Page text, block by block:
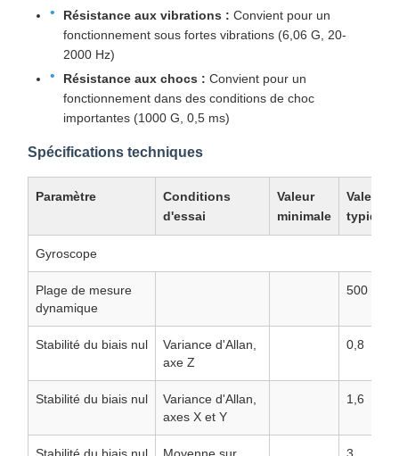
Résistance aux vibrations : Convient pour un
fonctionnement sous fortes vibrations (6,06 G, 20-
2000 Hz)
Résistance aux chocs : Convient pour un
fonctionnement dans des conditions de choc
importantes (1000 G, 0,5 ms)
Spécifications techniques
Paramètre
Conditions
d'essai
Valeur
minimale
Valeur
typique
Gyroscope
Plage de mesure
dynamique
500
Stabilité du biais nul
Variance d'Allan,
axe Z
0,8
Stabilité du biais nul
Variance d'Allan,
axes X et Y
1,6